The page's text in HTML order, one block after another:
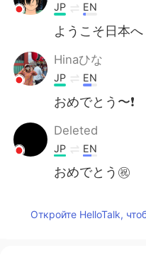
JP EN
ようこそ日本へ
Hinaひな
JP EN
おめでとう〜❗️
Deleted
JP EN
おめでとう㊗️
Откройте HelloTalk,